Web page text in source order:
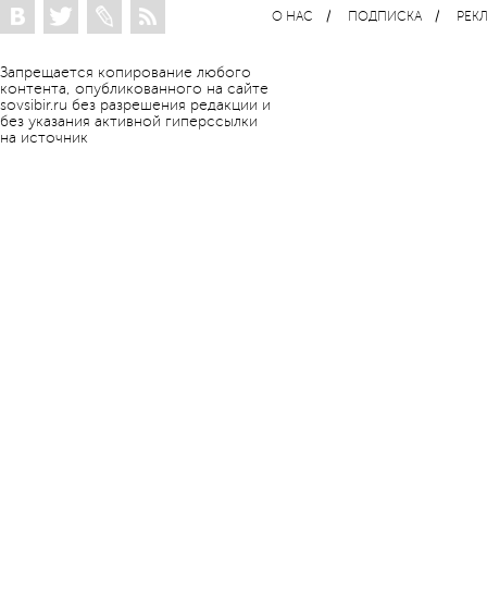
Запрещается копирование любого
контента, опубликованного на сайте
sovsibir.ru без разрешения редакции и
без указания активной гиперссылки
на источник
О НАС ПОДПИСКА